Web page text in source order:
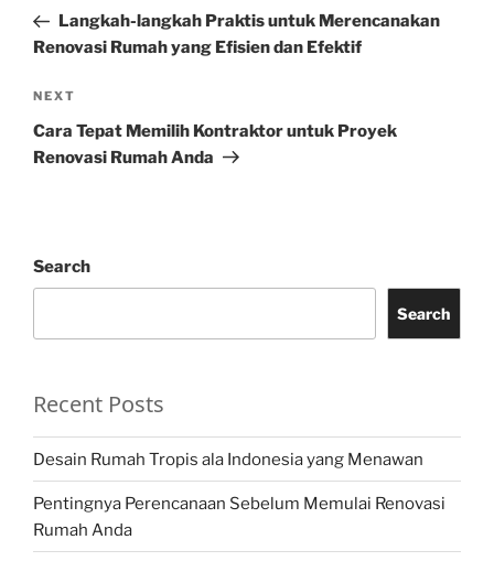
PostLangkah-langkah Praktis untuk Merencanakan
Renovasi Rumah yang Efisien dan Efektif
Next
Post
NEXT
Cara Tepat Memilih Kontraktor untuk Proyek
Renovasi Rumah Anda
Search
Search
Recent Posts
Desain Rumah Tropis ala Indonesia yang Menawan
Pentingnya Perencanaan Sebelum Memulai Renovasi
Rumah Anda